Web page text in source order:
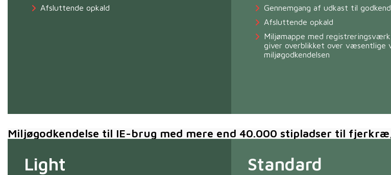
Afsluttende opkald
Gennemgang af udkast til
Afsluttende opkald
Miljømappe med
giver overblikket over væsentlige
miljøgodkendelsen
Miljøgodkendelse til IE-brug med mere end 40.000 stipladser til
Light Standard